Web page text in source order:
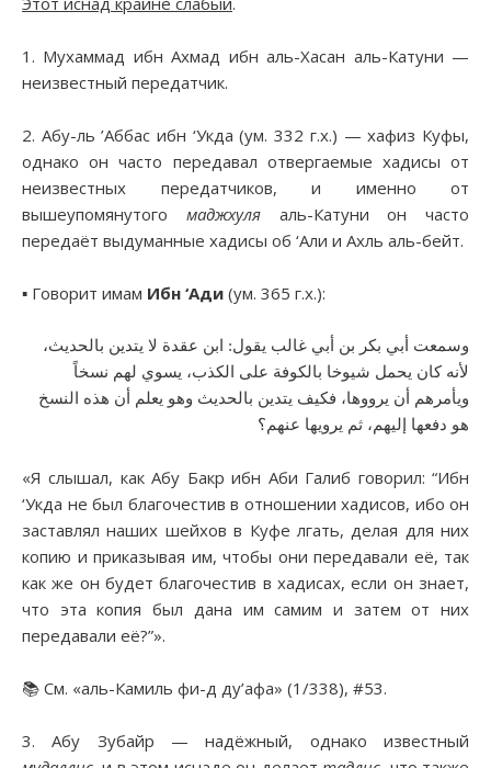
1. Мухаммад ибн Ахмад ибн аль-Хасан аль-Катуни —
неизвестный передатчик.
2. Абу-ль ’Аббас ибн ‘Укда (ум. 332 г.х.) — хафиз Куфы,
однако он часто передавал отвергаемые хадисы от
неизвестных передатчиков, и именно от
вышеупомянутого маджхуляаль-Катуни он часто
передаёт выдуманные хадисы об ‘Али и Ахль аль-бейт.
▪︎ Говорит имам Ибн ‘Ади (ум. 365 г.х.):
وسمعت أبي بكر بن أبي غالب يقول: ابن عقدة لا يتدين بالحديث،
لأنه كان يحمل شيوخا بالكوفة على الكذب، يسوي لهم نسخاً
ويأمرهم أن يرووها، فكيف يتدين بالحديث وهو يعلم أن هذه النسخ
هو دفعها إليهم، ثم يرويها عنهم؟
«Я слышал, как Абу Бакр ибн Аби Галиб говорил: “Ибн
‘Укда не был благочестив в отношении хадисов, ибо он
заставлял наших шейхов в Куфе лгать, делая для них
копию и приказывая им, чтобы они передавали её, так
как же он будет благочестив в хадисах, если он знает,
что эта копия был дана им самим и затем от них
передавали её?”».
📚 См. «аль-Камиль фи-д ду’афа» (1/338), #53.
3. Абу Зубайр — надёжный, однако известный